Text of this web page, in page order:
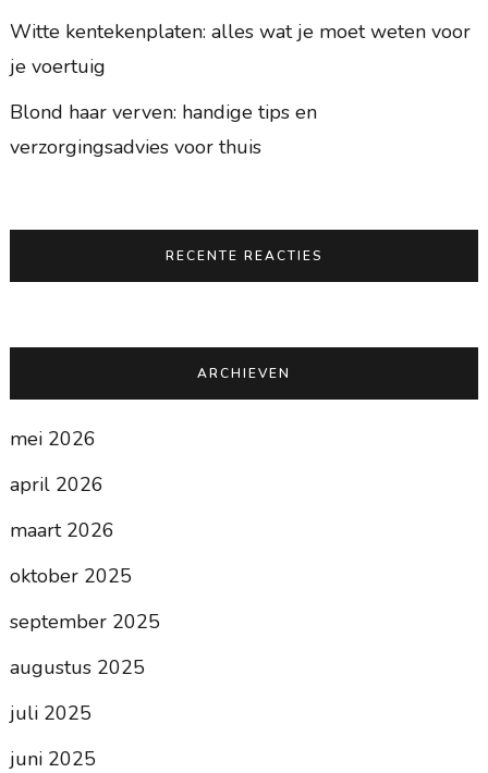
Witte kentekenplaten: alles wat je moet weten voor
je voertuig
Blond haar verven: handige tips en
verzorgingsadvies voor thuis
RECENTE REACTIES
ARCHIEVEN
mei 2026
april 2026
maart 2026
oktober 2025
september 2025
augustus 2025
juli 2025
juni 2025